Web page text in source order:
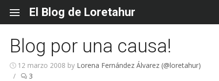
content
El Blog de Loretahur
Blog por una causa!
12 marzo 2008 by Lorena Fernández Álvarez (@loretahur)
/
3